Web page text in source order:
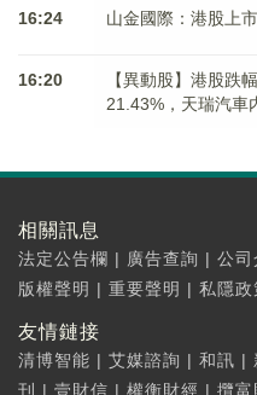
16:24 山金國際：港股上
16:20
【異動股】港股跌
21.43%，天瑞汽車
相關訊息
法定公告欄 | 廣告查詢 | 公司
版權聲明 | 重要聲明 | 私隱政
友情鏈接
清博智能 | 艾媒諮詢 | 和訊 |
刊
| 壹財信 | 權衡財經 | 攬富